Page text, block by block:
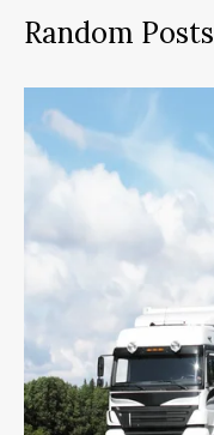
Random Posts